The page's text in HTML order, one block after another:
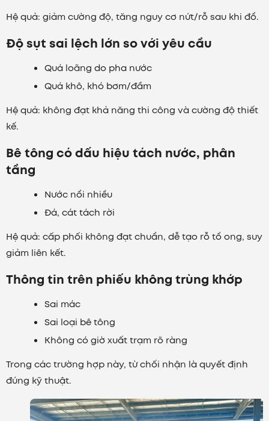
Hệ quả: giảm cường độ, tăng nguy cơ nứt/rỗ sau khi đổ.
Độ sụt sai lệch lớn so với yêu cầu
Quá loãng do pha nước
Quá khô, khó bơm/đầm
Hệ quả: không đạt khả năng thi công và cường độ thiết
kế.
Bê tông có dấu hiệu tách nước, phân
tầng
Nước nổi nhiều
Đá, cát tách rời
Hệ quả: cấp phối không đạt chuẩn, dễ tạo rỗ tổ ong, suy
giảm liên kết.
Thông tin trên phiếu không trùng khớp
Sai mác
Sai loại bê tông
Không có giờ xuất trạm rõ ràng
Trong các trường hợp này, từ chối nhận là quyết định
đúng kỹ thuật.